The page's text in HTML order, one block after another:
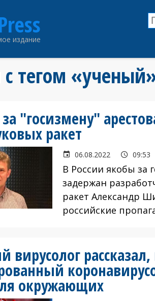
издание
с тегом
"госизмену"
ракет
06.08.2022 09:53
В России якобы за
задержан
ракет Александр
российские
вирусолог рассказал,
окружающих